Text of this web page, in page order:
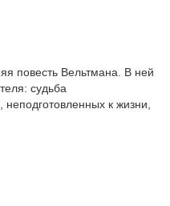
повесть Вельтмана. В ней
судьба
к жизни,